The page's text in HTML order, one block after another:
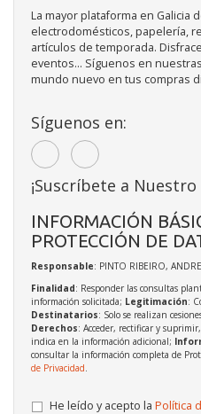
La mayor plataforma en Galicia
electrodomésticos, papelería,
artículos de temporada.
eventos... Síguenos en
mundo nuevo en tus compras
Síguenos en:
¡Suscríbete a
INFORMACIÓN
PROTECCIÓN DE
Responsable: PINTO RIBEIRO,
Finalidad: Responder las consultas
información solicitada; Legitimación:
Destinatarios: Solo se realizan
Derechos: Acceder, rectificar y
indica en la información adicional;
consultar la información completa de
de Privacidad
He leído y acepto la Política